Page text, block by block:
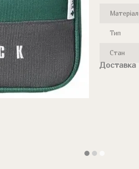
Матеріал
Тип
Стан
Доставка